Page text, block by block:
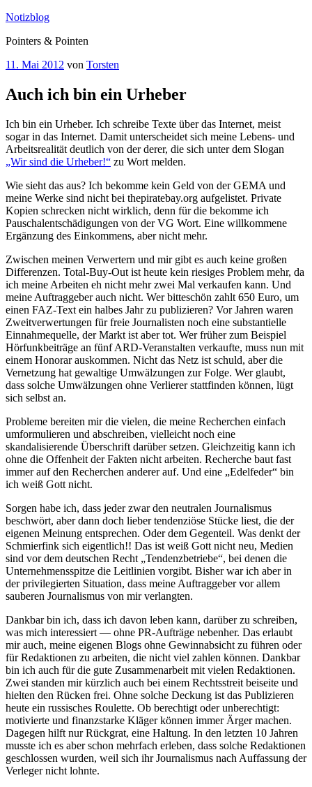
Zum
springen
Notizblog
Pointers & Pointen
Veröffentlicht
11. Mai 2012 von Torsten
Auch ich bin ein Urheber
Ich bin ein Urheber. Ich schreibe Texte über das Internet, meist
sogar in das Internet. Damit unterscheidet sich meine Lebens- und
Arbeitsrealität deutlich von der derer, die sich unter dem Slogan
„Wir sind die Urheber!“ zu Wort melden.
Wie sieht das aus? Ich bekomme kein Geld von der GEMA und
meine Werke sind nicht bei thepiratebay.org aufgelistet. Private
Kopien schrecken nicht wirklich, denn für die bekomme ich
Pauschalentschädigungen von der VG Wort. Eine willkommene
Ergänzung des Einkommens, aber nicht mehr.
Zwischen meinen Verwertern und mir gibt es auch keine großen
Differenzen. Total-Buy-Out ist heute kein riesiges Problem mehr, da
ich meine Arbeiten eh nicht mehr zwei Mal verkaufen kann. Und
meine Auftraggeber auch nicht. Wer bitteschön zahlt 650 Euro, um
einen FAZ-Text ein halbes Jahr zu publizieren? Vor Jahren waren
Zweitverwertungen für freie Journalisten noch eine substantielle
Einnahmequelle, der Markt ist aber tot. Wer früher zum Beispiel
Hörfunkbeiträge an fünf ARD-Veranstalten verkaufte, muss nun mit
einem Honorar auskommen. Nicht das Netz ist schuld, aber die
Vernetzung hat gewaltige Umwälzungen zur Folge. Wer glaubt,
dass solche Umwälzungen ohne Verlierer stattfinden können, lügt
sich selbst an.
Probleme bereiten mir die vielen, die meine Recherchen einfach
umformulieren und abschreiben, vielleicht noch eine
skandalisierende Überschrift darüber setzen. Gleichzeitig kann ich
ohne die Offenheit der Fakten nicht arbeiten. Recherche baut fast
immer auf den Recherchen anderer auf. Und eine „Edelfeder“ bin
ich weiß Gott nicht.
Sorgen habe ich, dass jeder zwar den neutralen Journalismus
beschwört, aber dann doch lieber tendenziöse Stücke liest, die der
eigenen Meinung entsprechen. Oder dem Gegenteil. Was denkt der
Schmierfink sich eigentlich!! Das ist weiß Gott nicht neu, Medien
sind vor dem deutschen Recht „Tendenzbetriebe“, bei denen die
Unternehmensspitze die Leitlinien vorgibt. Bisher war ich aber in
der privilegierten Situation, dass meine Auftraggeber vor allem
sauberen Journalismus von mir verlangten.
Dankbar bin ich, dass ich davon leben kann, darüber zu schreiben,
was mich interessiert — ohne PR-Aufträge nebenher. Das erlaubt
mir auch, meine eigenen Blogs ohne Gewinnabsicht zu führen oder
für Redaktionen zu arbeiten, die nicht viel zahlen können. Dankbar
bin ich auch für die gute Zusammenarbeit mit vielen Redaktionen.
Zwei standen mir kürzlich auch bei einem Rechtsstreit beiseite und
hielten den Rücken frei. Ohne solche Deckung ist das Publizieren
heute ein russisches Roulette. Ob berechtigt oder unberechtigt:
motivierte und finanzstarke Kläger können immer Ärger machen.
Dagegen hilft nur Rückgrat, eine Haltung. In den letzten 10 Jahren
musste ich es aber schon mehrfach erleben, dass solche Redaktionen
geschlossen wurden, weil sich ihr Journalismus nach Auffassung der
Verleger nicht lohnte.